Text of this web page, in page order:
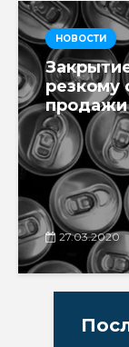
НОВОСТИ
резкому
продажи
27.03.2020